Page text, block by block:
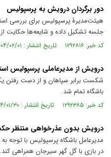
دور برگردان درویش به پرسپولیس
هیئت‌مدیرۀ پرسپولیس برای بررسی
جلسه تشکیل داده و شایعه‌ها حکایت
کد خبر: ۱۲۹۲۸۱۶ تاریخ انتشار : ۱۴۰۴/۰۲/۰۱
درویش از مدیرعاملی پرسپولیس
شکست برابر سپاهان و از دست رفتن
باشگاه تمام شد.
کد خبر: ۱۲۹۲۳۸۵ تاریخ انتشار : ۱۴۰۴/۰۱/۳۰
درویش بدون عذرخواهی منتظر حکم
مدیرعامل باشگاه پرسپولیس با توجه
در بازی با گل گهر سیرجان همراهی کند.